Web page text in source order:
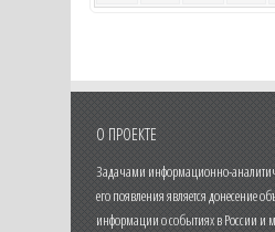
О ПРОЕКТЕ
Задачами информационно-
его появления является донесение
информации о событиях в России и